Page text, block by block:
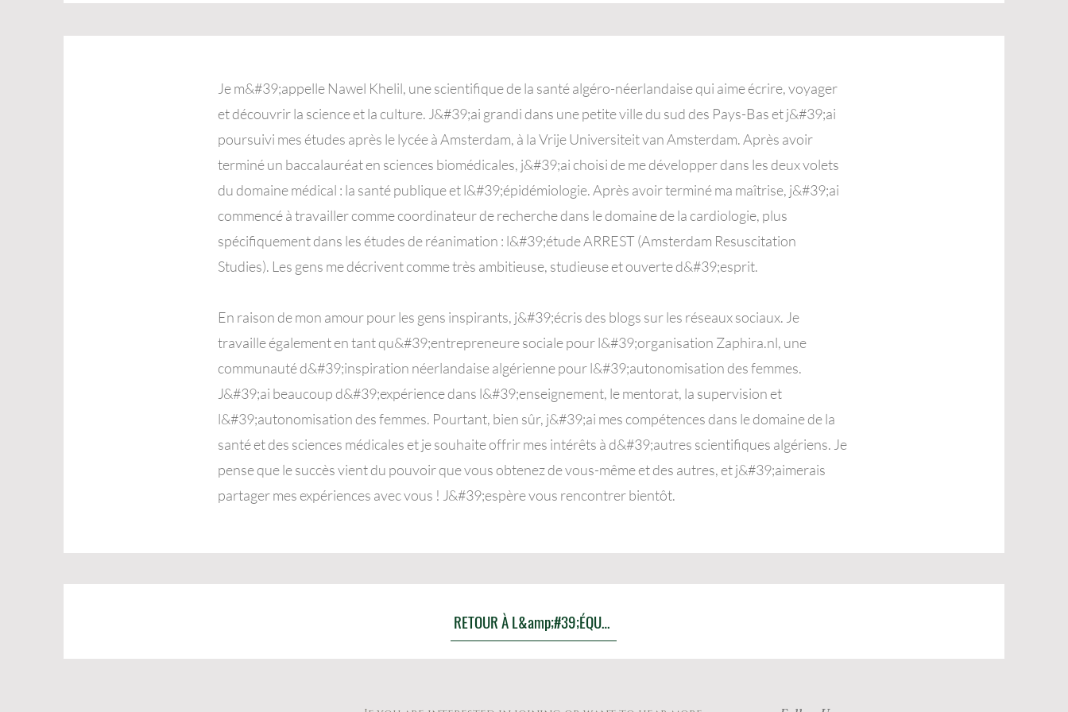
Je m&#39;appelle Nawel Khelil, une scientifique de la santé algéro-néerlandaise qui aime écrire, voyager
et découvrir la science et la culture. J&#39;ai grandi dans une petite ville du sud des Pays-Bas et j&#39;ai
poursuivi mes études après le lycée à Amsterdam, à la Vrije Universiteit van Amsterdam. Après avoir
terminé un baccalauréat en sciences biomédicales, j&#39;ai choisi de me développer dans les deux volets
du domaine médical : la santé publique et l&#39;épidémiologie. Après avoir terminé ma maîtrise, j&#39;ai
commencé à travailler comme coordinateur de recherche dans le domaine de la cardiologie, plus
spécifiquement dans les études de réanimation : l&#39;étude ARREST (Amsterdam Resuscitation
Studies). Les gens me décrivent comme très ambitieuse, studieuse et ouverte d&#39;esprit.
En raison de mon amour pour les gens inspirants, j&#39;écris des blogs sur les réseaux sociaux. Je
travaille également en tant qu&#39;entrepreneure sociale pour l&#39;organisation Zaphira.nl, une
communauté d&#39;inspiration néerlandaise algérienne pour l&#39;autonomisation des femmes.
J&#39;ai beaucoup d&#39;expérience dans l&#39;enseignement, le mentorat, la supervision et
l&#39;autonomisation des femmes. Pourtant, bien sûr, j&#39;ai mes compétences dans le domaine de la
santé et des sciences médicales et je souhaite offrir mes intérêts à d&#39;autres scientifiques algériens. Je
pense que le succès vient du pouvoir que vous obtenez de vous-même et des autres, et j&#39;aimerais
partager mes expériences avec vous ! J&#39;espère vous rencontrer bientôt.
RETOUR À L&amp;#39;ÉQUIPE ALWIS